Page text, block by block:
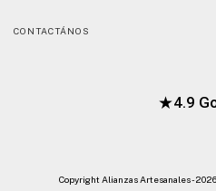
CONTACTÁNOS
★4.9
Copyright Alianzas Artesanales -